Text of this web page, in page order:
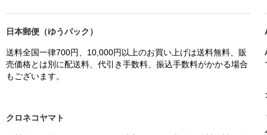
日本郵便（ゆうパック）
送料全国一律700円、10,000円以上のお買い上げは送料無料、販
売価格とは別に配送料、代引き手数料、振込手数料がかかる場合
もございます。
クロネコヤマト